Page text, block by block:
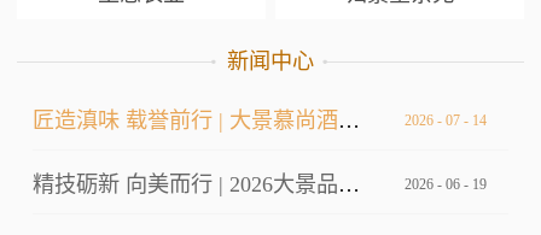
新闻中心
匠造滇味 载誉前行 | 大景慕尚酒店厨师长荣获双金 2026 - 07 - 14
精技砺新 向美而行 | 2026大景品牌标准考核暨服务技能大赛 2026 - 06 - 19